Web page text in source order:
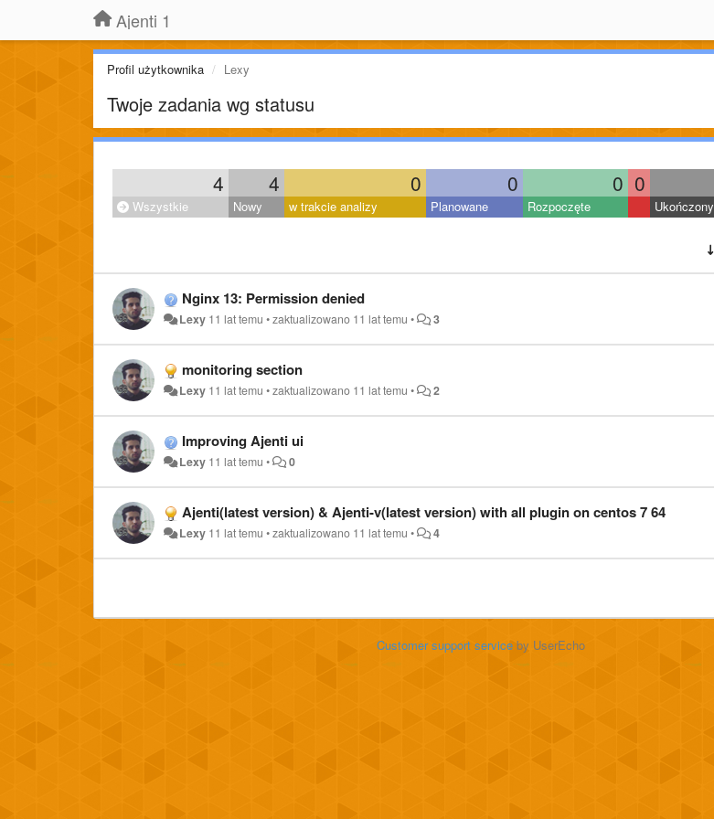
Ajenti 1
Profil użytkownika Lexy
Twoje zadania wg statusu
4 4 0 0 0 0
Wszystkie Nowy w trakcie analizy Planowane Rozpoczęte Ukończony
Nginx 13: Permission denied
Lexy 11 lat temu •zaktualizowano 11 lat temu • 3
monitoring section
Lexy 11 lat temu •zaktualizowano 11 lat temu • 2
Improving Ajenti ui
Lexy 11 lat temu • 0
Ajenti(latest version) & Ajenti-v(latest version) with all plugin on centos 7 64
Lexy 11 lat temu •zaktualizowano 11 lat temu • 4
Customer support serviceby UserEcho